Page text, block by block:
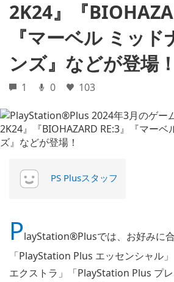
2K24』『
『マーベル ミッ
ンズ』などが登場！
1 0 103
PS Plusスタッフ
PlayStation®Plusでは、お好みに
「PlayStation Plus エッセンシャル
エクストラ」「PlayStation Plus プ